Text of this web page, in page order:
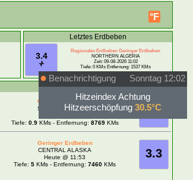
°F
Letztes Erdbeben
3.4
Regionales Erdbeben Geringer Erdbeben
NORTHERN ALGERIA
Zeit: 09-08-2026 11:02
Tiefe: 0 KMs Entfernung: 1537 KMs
Erdbebendaten 12:01:32
2.1
Geringer Erdbeben
SOUTHERN TEXAS
Tiefe: 0.9KMs - Entfernung: 8769KMs
3.3
Geringer Erdbeben
CENTRAL ALASKA
Heute @ 11:53
Tiefe: 5 KMs - Entfernung: 7460 KMs
Benachrichtigung
Sonntag 12:02
Hitzeindex Achtung
Hitzeerschöpfung 30.5°C